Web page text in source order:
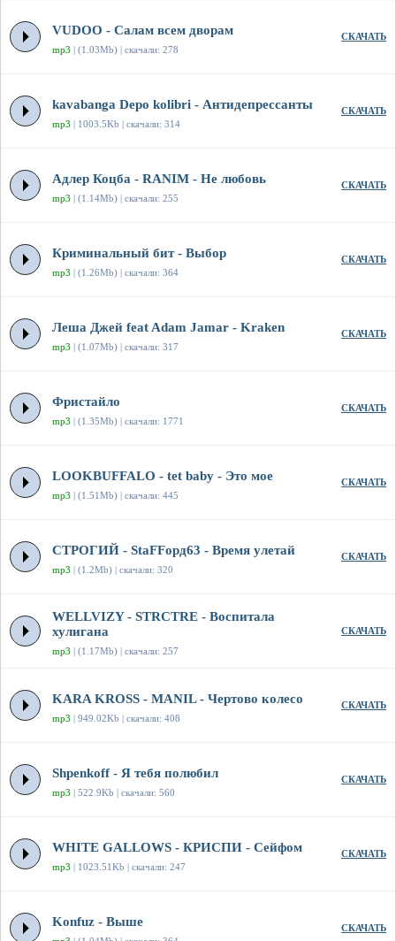
VUDOO - Салам всем дворам
mp3 | (1.03Mb) | скачали: 278
СКАЧАТЬ
kavabanga Depo kolibri - Антидепрессанты
mp3 | 1003.5Kb | скачали: 314
СКАЧАТЬ
Адлер Коцба - RANIM - Не любовь
mp3 | (1.14Mb) | скачали: 255
СКАЧАТЬ
Криминальный бит - Выбор
mp3 | (1.26Mb) | скачали: 364
СКАЧАТЬ
Леша Джей feat Adam Jamar - Kraken
mp3 | (1.07Mb) | скачали: 317
СКАЧАТЬ
Фристайло
mp3 | (1.35Mb) | скачали: 1771
СКАЧАТЬ
LOOKBUFFALO - tet baby - Это мое
mp3 | (1.51Mb) | скачали: 445
СКАЧАТЬ
СТРОГИЙ - StaFFорд63 - Время улетай
mp3 | (1.2Mb) | скачали: 320
СКАЧАТЬ
WELLVIZY - STRCTRE - Воспитала
хулигана
mp3 | (1.17Mb) | скачали: 257
СКАЧАТЬ
KARA KROSS - MANIL - Чертово колесо
mp3 | 949.02Kb | скачали: 408
СКАЧАТЬ
Shpenkoff - Я тебя полюбил
mp3 | 522.9Kb | скачали: 560
СКАЧАТЬ
WHITE GALLOWS - КРИСПИ - Сейфом
mp3 | 1023.51Kb | скачали: 247
СКАЧАТЬ
Konfuz - Выше СКАЧАТЬ